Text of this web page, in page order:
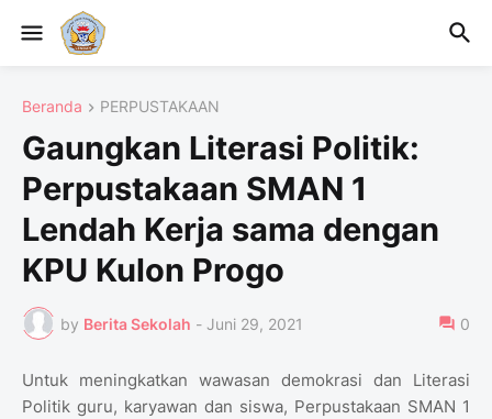
Beranda PERPUSTAKAAN
Gaungkan Literasi Politik:
Perpustakaan SMAN 1
Lendah Kerja sama dengan
KPU Kulon Progo
by Berita Sekolah - Juni 29, 2021 0
Untuk meningkatkan wawasan demokrasi dan Literasi
Politik guru, karyawan dan siswa, Perpustakaan SMAN 1